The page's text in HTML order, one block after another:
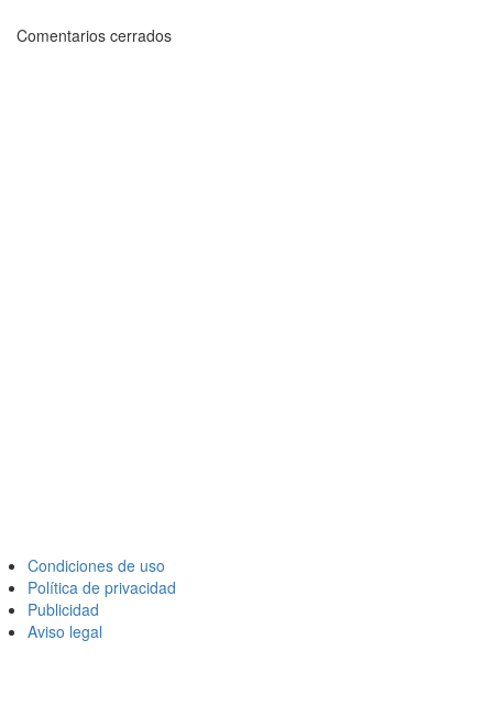
Comentarios cerrados
Condiciones de uso
Política de privacidad
Publicidad
Aviso legal